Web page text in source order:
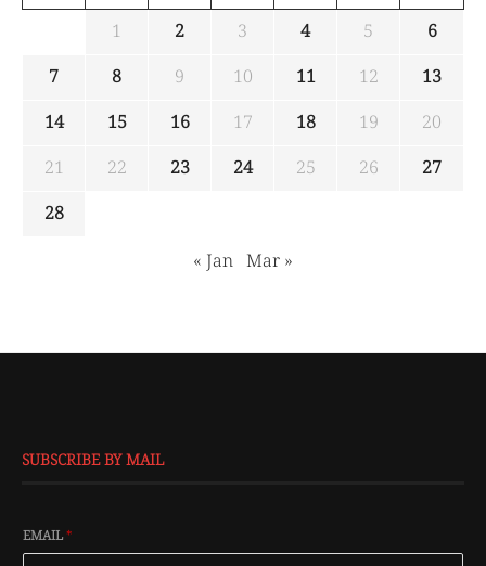
1 2 3 4 5
6
7
8 9 10 11 12
13
14
15 16 17 18 19
20
21
22 23 24 25 26
27
28
« Jan Mar »
SUBSCRIBE BY MAIL
EMAIL*